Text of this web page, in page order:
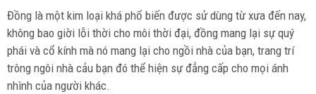
Đồng là một kim loại khá phổ biến được sử dùng từ xưa đến nay,
không bao giời lỗi thời cho môi thời đại, đồng mang lại sự quý
phái và cổ kính mà nó mang lại cho ngồi nhà của bạn, trang trí
trông ngôi nhà cảu bạn đó thể hiện sự đẳng cấp cho mọi ánh
nhình của người khác.